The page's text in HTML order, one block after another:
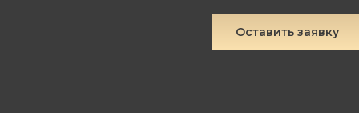
Оставить заявку